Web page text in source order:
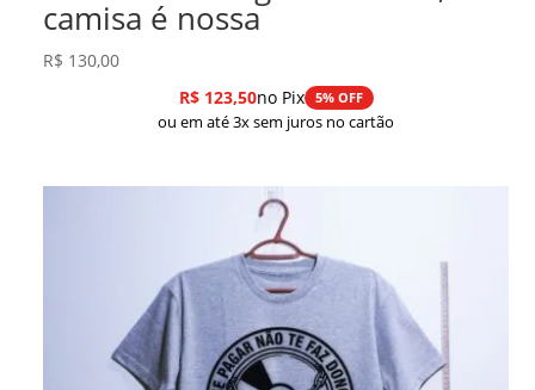
camisa é nossa
R$ 130,00
R$123,50no Pix 5% OFF
ou em até 3x sem juros no cartão